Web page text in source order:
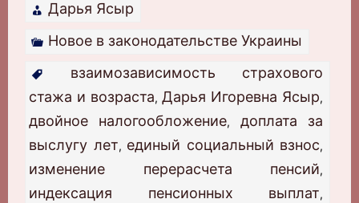
Дарья Ясыр
Новое в законодательстве Украины
взаимозависимость страхового
стажа и возраста, Дарья Игоревна Ясыр,
двойное налогообложение, доплата за
выслугу лет, единый социальный взнос,
изменение перерасчета пенсий,
индексация пенсионных выплат,